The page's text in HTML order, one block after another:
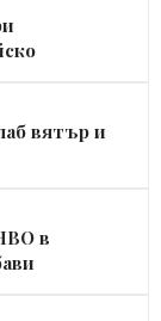
вятър и
в